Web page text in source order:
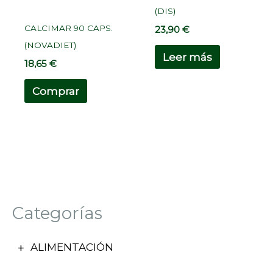
Categorías
ALIMENTACIÓN
CALCIMAR 90 CAPS.
(NOVADIET)
18,65€
Comprar
(DIS)
23,90€
Leer más